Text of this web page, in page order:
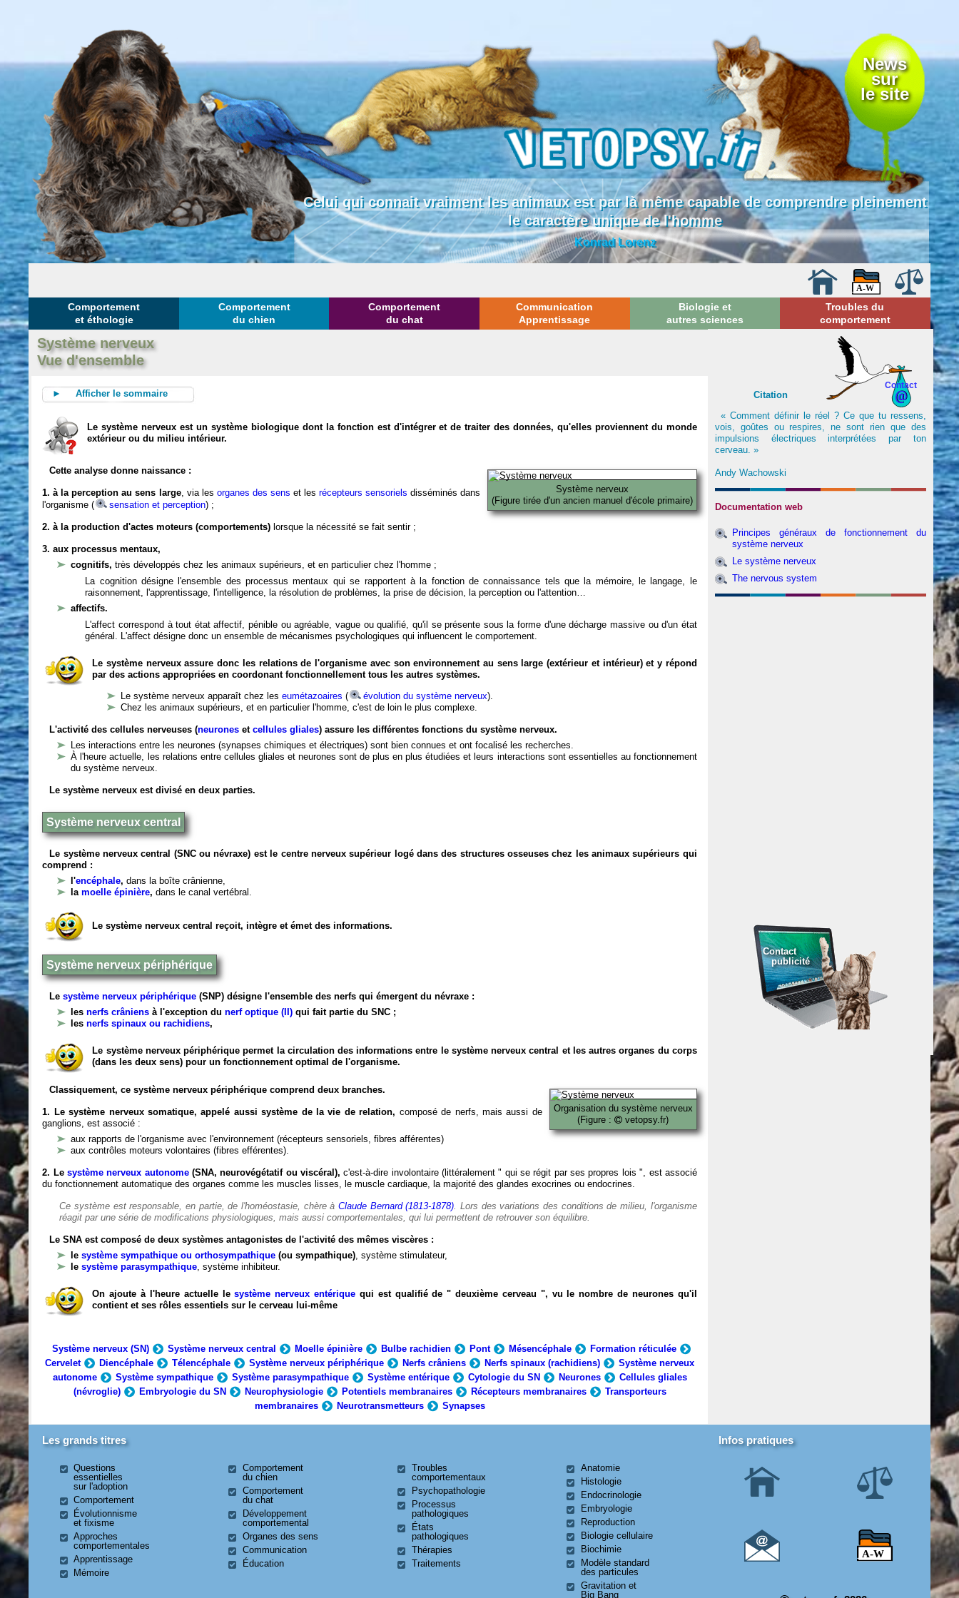
News
sur
le site
Celui qui connait vraiment les animaux est par là même capable de comprendre pleinement
le caractère unique de l'homme
Konrad Lorenz
Comportement
et éthologie
Comportement
du chien
Comportement
du chat
Communication
Apprentissage
Biologie et
autres sciences
Troubles du
comportement
Système nerveux
Vue d'ensemble
► Afficher le sommaire
Le système nerveux est un système biologique dont la fonction est d'intégrer et de traiter des données, qu'elles proviennent du monde
extérieur ou du milieu intérieur.
Système nerveux
(Figure tirée d'un ancien manuel d'école primaire)
Cette analyse donne naissance :
1. à la perception au sens large, via les organes des sens et les récepteurs sensoriels disséminés dans
l'organisme (
sensation et perception) ;
2. à la production d'actes moteurs (comportements) lorsque la nécessité se fait sentir ;
3. aux processus mentaux,
cognitifs,très développés chez les animaux supérieurs, et en particulier chez l'homme ;
La cognition désigne l'ensemble des processus mentaux qui se rapportent à la fonction de connaissance tels que la mémoire, le langage, le
raisonnement, l'apprentissage, l'intelligence, la résolution de problèmes, la prise de décision, la perception ou l'attention…
affectifs.
L'affect correspond à tout état affectif, pénible ou agréable, vague ou qualifié, qu'il se présente sous la forme d'une décharge massive ou d'un état
général. L'affect désigne donc un ensemble de mécanismes psychologiques qui influencent le comportement.
Le système nerveux assure donc les relations de l'organisme avec son environnement au sens large (extérieur et intérieur) et y répond
par des actions appropriées en coordonant fonctionnellement tous les autres systèmes.
Le système nerveux apparaît chez leseumétazoaires ( évolution du système nerveux).
Chez les animaux supérieurs, et en particulier l'homme, c'est de loin le plus complexe.
L'activité des cellules nerveuses (neurones etcellules gliales) assure les différentes fonctions du système nerveux.
Les interactions entre les neurones (synapses chimiques et électriques) sont bien connues et ont focalisé les recherches.
À l'heure actuelle, les relations entre cellules gliales et neurones sont de plus en plus étudiées et leurs interactions sont essentielles au fonctionnement
du système nerveux.
Le système nerveux est divisé en deux parties.
Système nerveux central
Le système nerveux central (SNC ou névraxe) est le centre nerveux supérieur logé dans des structures osseuses chez les animaux supérieurs qui
comprend :
l'encéphale,dans la boîte crânienne,
lamoelle épinière,dans le canal vertébral.
Le système nerveux central reçoit, intègre et émet des informations.
Système nerveux périphérique
Lesystème nerveux périphérique (SNP) désigne l'ensemble des nerfs qui émergent du névraxe :
lesnerfs crâniens à l'exception du nerf optique (II) qui fait partie du SNC ;
lesnerfs spinaux ou rachidiens,
Le système nerveux périphérique permet la circulation des informations entre le système nerveux central et les autres organes du corps
(dans les deux sens) pour un fonctionnement optimal de l'organisme.
Organisation du système nerveux
(Figure :
vetopsy.fr)
Classiquement, ce système nerveux périphérique comprend deux branches.
1. Le système nerveux somatique, appelé aussi système de la vie de relation, composé de nerfs, mais aussi de
ganglions, est associé :
aux rapports de l'organisme avec l'environnement (récepteurs sensoriels, fibres afférentes)
aux contrôles moteurs volontaires (fibres efférentes).
2. Le système nerveux autonome(SNA, neurovégétatif ou viscéral), c'est-à-dire involontaire (littéralement " qui se régit par ses propres lois ", est associé
du fonctionnement automatique des organes comme les muscles lisses, le muscle cardiaque, la majorité des glandes exocrines ou endocrines.
Ce système est responsable, en partie, de l'homéostasie, chère àClaude Bernard (1813-1878). Lors des variations des conditions de milieu, l'organisme
réagit par une série de modifications physiologiques, mais aussi comportementales, qui lui permettent de retrouver son équilibre.
Le SNA est composé de deux systèmes antagonistes de l'activité des mêmes viscères :
lesystème sympathique ou orthosympathique (ou sympathique), système stimulateur,
lesystème parasympathique, système inhibiteur.
On ajoute à l'heure actuelle lesystème nerveux entérique qui est qualifié de " deuxième cerveau ", vu le nombre de neurones qu'il
contient et ses rôles essentiels sur le cerveau lui-même
Système nerveux (SN) Système nerveux central Moelle épinière Bulbe rachidien Pont Mésencéphale
Formation réticulée
Cervelet
Diencéphale Télencéphale Système nerveux périphérique Nerfs crâniens Nerfs spinaux (rachidiens)
Système nerveux
autonome
Système sympathique Système parasympathique Système entérique Cytologie du SN Neurones
Cellules gliales
(névroglie)
Embryologie du SN Neurophysiologie Potentiels membranaires Récepteurs membranaires
Transporteurs
membranaires
Neurotransmetteurs Synapses
Contact
Citation
« Comment définir le réel ? Ce que tu ressens,
vois, goûtes ou respires, ne sont rien que des
impulsions électriques interprétées par ton
cerveau. »
Andy Wachowski
Documentation web
Principes généraux de fonctionnement du
système nerveux
Le système nerveux
The nervous system
Contact
publicité
Les grands titres
Questions
essentielles
sur l'adoption
Comportement
Évolutionnisme
et fixisme
Approches
comportementales
Apprentissage
Mémoire
Comportement
du chien
Comportement
du chat
Développement
comportemental
Organes des sens
Communication
Éducation
Troubles
comportementaux
Psychopathologie
Processus
pathologiques
États
pathologiques
Thérapies
Traitements
Anatomie
Histologie
Endocrinologie
Embryologie
Reproduction
Biologie cellulaire
Biochimie
Modèle standard
des particules
Gravitation et
Big Bang
Infos pratiques